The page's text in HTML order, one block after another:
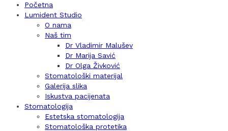
Početna
Lumident Studio
O nama
Naš tim
Dr Vladimir Malušev
Dr Marija Savić
Dr Olga Živković
Stomatološki materijal
Galerija slika
Iskustva pacijenata
Stomatologija
Estetska stomatologija
Stomatološka protetika